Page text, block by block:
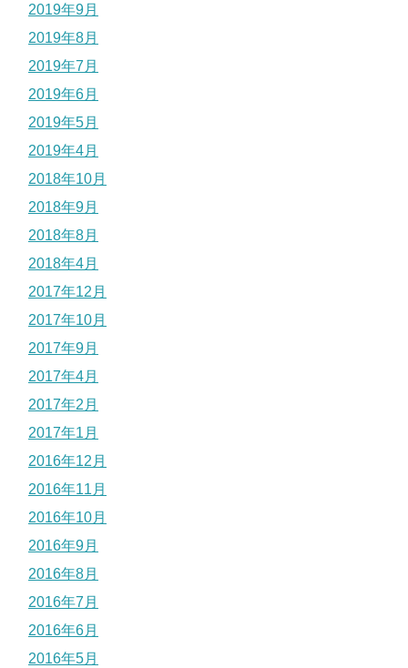
2019年9月
2019年8月
2019年7月
2019年6月
2019年5月
2019年4月
2018年10月
2018年9月
2018年8月
2018年4月
2017年12月
2017年10月
2017年9月
2017年4月
2017年2月
2017年1月
2016年12月
2016年11月
2016年10月
2016年9月
2016年8月
2016年7月
2016年6月
2016年5月